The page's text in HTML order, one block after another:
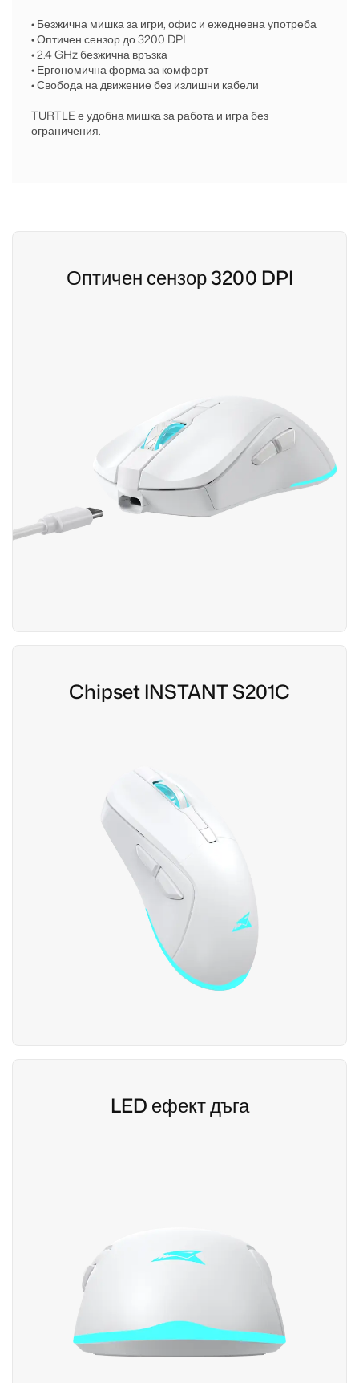
• Безжична мишка за игри, офис и ежедневна употреба
• Оптичен сензор до 3200 DPI
• 2.4 GHz безжична връзка
• Ергономична форма за комфорт
• Свобода на движение без излишни кабели
TURTLE е удобна мишка за работа и игра без
ограничения.
Оптичен сензор 3200 DPI
Chipset INSTANT S201C
LED ефект дъга